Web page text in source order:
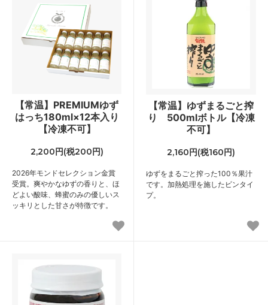
【常温】PREMIUMゆず
はっち180ml×12本入り
【冷凍不可】
2,200円(税200円)
2026年モンドセレクション金賞
受賞。爽やかなゆずの香りと、ほ
どよい酸味、蜂蜜のみの優しいス
ッキリとした甘さが特徴です。
【常温】ゆずまるごと搾
り 500mlボトル【冷凍
不可】
2,160円(税160円)
ゆずをまるごと搾った100％果汁
です。加熱処理を施したビンタイ
プ。